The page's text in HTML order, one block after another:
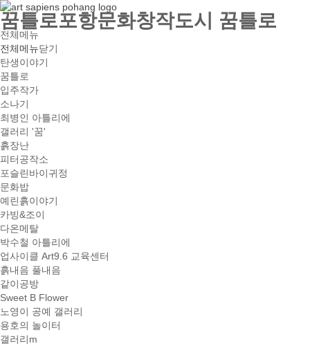
꿈틀로포항문화창작도시 꿈틀로
전체메뉴
전체메뉴닫기
탄생이야기
꿈틀로
입주작가
소나기
최병인 아틀리에
갤러리 '꿈'
흙장난
피터공작소
포슬린바이귀정
문화밥
예린흙이야기
카빙&조이
다온메탈
박수철 아틀리에
업사이클 Art9.6 교육센터
흙내음 풀내음
같이공방
Sweet B Flower
노영이 공예 갤러리
용호의 놀이터
갤러리m